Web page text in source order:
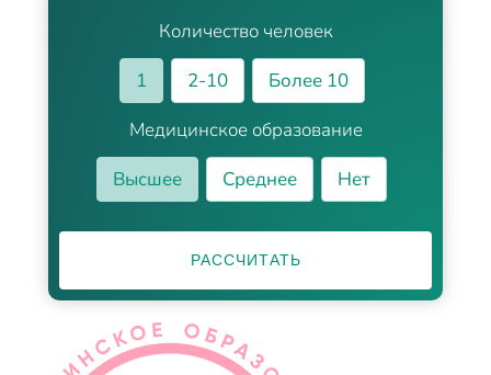
Количество человек
1
2-10
Более 10
Медицинское образование
Высшее
Среднее Нет
РАССЧИТАТЬ